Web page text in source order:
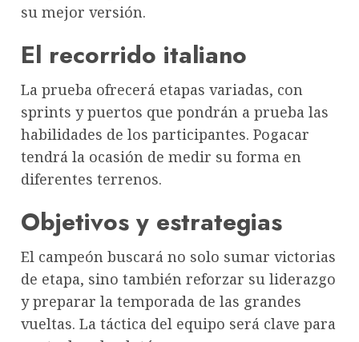
su mejor versión.
El recorrido italiano
La prueba ofrecerá etapas variadas, con
sprints y puertos que pondrán a prueba las
habilidades de los participantes. Pogacar
tendrá la ocasión de medir su forma en
diferentes terrenos.
Objetivos y estrategias
El campeón buscará no solo sumar victorias
de etapa, sino también reforzar su liderazgo
y preparar la temporada de las grandes
vueltas. La táctica del equipo será clave para